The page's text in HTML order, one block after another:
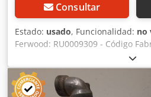
Consultar
Estado: usado, Funcionalidad: no
Ferwood: RU0009309 - Código
Estado: Usado - Funcionalidad:
interesado ofrecemos un servicio
Cjdpfxev Hrhne Ahfsrf